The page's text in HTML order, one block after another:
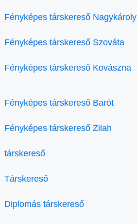
Fényképes társkereső Nagykároly
Fényképes társkereső Szováta
Fényképes társkereső Kovászna
Fényképes társkereső Barót
Fényképes társkereső Zilah
társkereső
Társkereső
Diplomás társkereső